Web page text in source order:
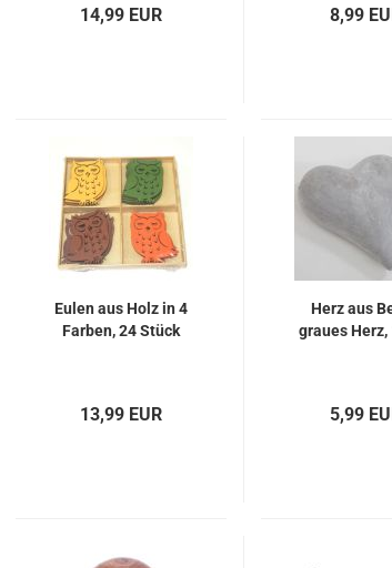
14,99 EUR 8,99
Eulen aus Holz in 4
Farben, 24 Stück
13,99 EUR
Herz aus
graues Herz,
5,99